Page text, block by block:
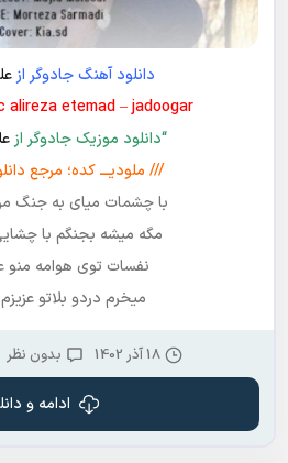
دانلود آهنگ جادوگر از
alireza etemad – jadoogar
“دانلود موزیک جادوگر از
/// ملودیـــ کده؛ مرجع
با چشمات میای به جنگ
مگه میشه بجنگم با
نفسات توی هوامه منو
میخرم دردو بلاتو
18 آذر 1402 بدون نظر
ادامه و